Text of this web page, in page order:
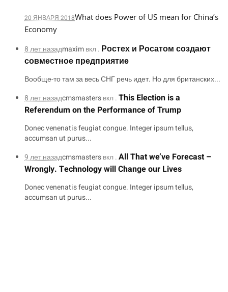
20 ЯНВАРЯ 2018What does Power of US mean for China’s
Economy
8 лет назадmaximвкл . Ростех и Росатом создают
совместное предприятие
Вообще-то там за весь СНГ речь идет. Но для британских...
8 лет назадcmsmastersвкл .This Election is a
Referendum on the Performance of Trump
Donec venenatis feugiat congue. Integer ipsum tellus,
accumsan ut purus...
9 лет назадcmsmastersвкл .All That we’ve Forecast –
Wrongly. Technology will Change our Lives
Donec venenatis feugiat congue. Integer ipsum tellus,
accumsan ut purus...